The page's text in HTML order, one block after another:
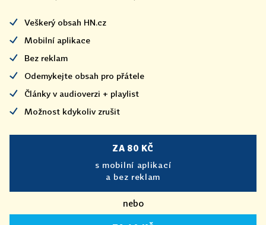
Veškerý obsah HN.cz
Mobilní aplikace
Bez reklam
Odemykejte obsah pro přátele
Články v audioverzi + playlist
Možnost kdykoliv zrušit
ZA 80 KČ
s mobilní aplikací
a bez reklam
nebo